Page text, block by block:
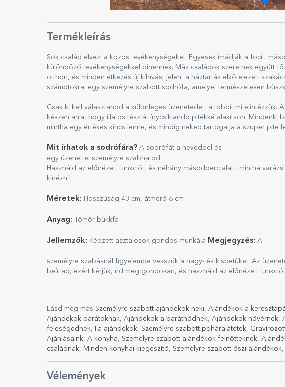
Termékleírás
Sok család élvezi a közös tevékenységeket. Egyesek imádják a focit,
különböző tevékenységekkel pihennek. Más családok szeretnek együtt
otthon, és minden étkezés új kihívást jelent a háztartás elkötelezett
számotokra: egy személyre szabott sodrófa, amelyet természetesen
Csak ki kell választanod a különleges üzenetedet, a többit mi elintézzük.
készen arra, hogy illatos tésztát ínycsiklandó pitékké alakítson. Mindenki
mintha egy értékes kincs lenne, és mindig neked tartogatja a szuper pite
Mit írhatok a sodrófára? A sodrófát a neveddel és
egy üzenettel személyre szabhatod.
Használd az előnézeti funkciót, és néhány másodperc alatt, mintha
kinézni!
Méretek: Hosszúság 43 cm, átmérő 6 cm
Anyag: Tömör bükkfa
Jellemzők: Képzett asztalosok gondos munkája Megjegyzés: A
személyre szabásnál figyelembe vesszük a nagy- és kisbetűket. Az
beírtad, ezért kérjük, írd meg gondosan, és használd az előnézeti
Lásd még más Személyre szabott ajándékok neki, Ajándékok a
Ajándékok barátoknak, Ajándékok a barátnődnek, Ajándékok nővérnek,
feleségednek, Fa ajándékok, Személyre szabott poháralátétek,
Ajánlásaink, A konyha, Személyre szabott ajándékok felnőtteknek,
családnak, Minden konyhai kiegészítő, Személyre szabott őszi ajándékok,
Vélemények